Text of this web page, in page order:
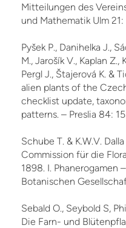
Mitteilungen des
und Mathematik Ulm 21:
Pyšek P., Danihelka J.,
M., Jarošík V., Kaplan Z.,
Pergl J., Štajerová K. &
alien plants of the
checklist update,
patterns. – Preslia 84:
Schube T. & K.W.V.
Commission für die
1898. I. Phanerogamen
Botanischen
Sebald O., Seybold S,
Die Farn- und